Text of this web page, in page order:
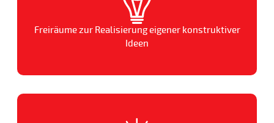
Freiräume zur Realisierung eigener konstruktiver
Ideen